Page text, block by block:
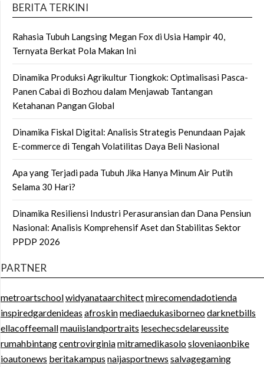
BERITA TERKINI
Rahasia Tubuh Langsing Megan Fox di Usia Hampir 40,
Ternyata Berkat Pola Makan Ini
Dinamika Produksi Agrikultur Tiongkok: Optimalisasi Pasca-
Panen Cabai di Bozhou dalam Menjawab Tantangan
Ketahanan Pangan Global
Dinamika Fiskal Digital: Analisis Strategis Penundaan Pajak
E-commerce di Tengah Volatilitas Daya Beli Nasional
Apa yang Terjadi pada Tubuh Jika Hanya Minum Air Putih
Selama 30 Hari?
Dinamika Resiliensi Industri Perasuransian dan Dana Pensiun
Nasional: Analisis Komprehensif Aset dan Stabilitas Sektor
PPDP 2026
PARTNER
metroartschoolwidyanataarchitectmirecomendadotienda
inspiredgardenideas afroskinmediaedukasiborneodarknetbills
ellacoffeemallmauiislandportraits lesechecsdelareussite
rumahbintangcentrovirginiamitramedikasolosloveniaonbike
ioautonews beritakampus naijasportnews salvagegaming